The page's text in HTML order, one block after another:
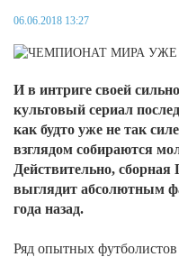
06.06.2018 13:27
И в интриге своей
культовый сериал
как будто уже не так
взглядом собираются
Действительно, сборная
выглядит абсолютным
года назад.
Ряд опытных